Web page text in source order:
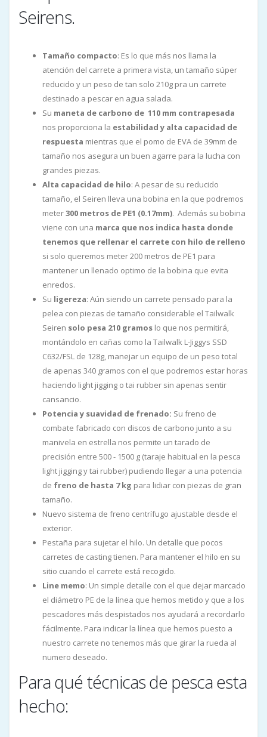
Seirens.
Tamaño compacto: Es lo que más nos llama la
atención del carrete a primera vista, un tamaño súper
reducido y un peso de tan solo 210g pra un carrete
destinado a pescar en agua salada.
Su maneta de carbono de 110 mm contrapesada
nos proporciona la estabilidad y alta capacidad de
respuesta mientras que el pomo de EVA de 39mm de
tamaño nos asegura un buen agarre para la lucha con
grandes piezas.
Alta capacidad de hilo: A pesar de su reducido
tamaño, el Seiren lleva una bobina en la que podremos
meter300 metros de PE1 (0.17mm). Además su bobina
viene con una marca que nos indica hasta donde
tenemos que rellenar el carrete con hilo de relleno
si solo queremos meter 200 metros de PE1 para
mantener un llenado optimo de la bobina que evita
enredos.
Su ligereza: Aún siendo un carrete pensado para la
pelea con piezas de tamaño considerable el Tailwalk
Seiren solo pesa 210 gramos lo que nos permitirá,
montándolo en cañas como la Tailwalk L-Jiggys SSD
C632/FSL de 128g, manejar un equipo de un peso total
de apenas 340 gramos con el que podremos estar horas
haciendo light jigging o tai rubber sin apenas sentir
cansancio.
Potencia y suavidad de frenado: Su freno de
combate fabricado con discos de carbono junto a su
manivela en estrella nos permite un tarado de
precisión entre 500 - 1500 g (taraje habitual en la pesca
light jigging y tai rubber) pudiendo llegar a una potencia
de freno de hasta 7 kg para lidiar con piezas de gran
tamaño.
Nuevo sistema de freno centrífugo ajustable desde el
exterior.
Pestaña para sujetar el hilo. Un detalle que pocos
carretes de casting tienen. Para mantener el hilo en su
sitio cuando el carrete está recogido.
Line memo: Un simple detalle con el que dejar marcado
el diámetro PE de la línea que hemos metido y que a los
pescadores más despistados nos ayudará a recordarlo
fácilmente. Para indicar la línea que hemos puesto a
nuestro carrete no tenemos más que girar la rueda al
numero deseado.
Para qué técnicas de pesca esta
hecho: